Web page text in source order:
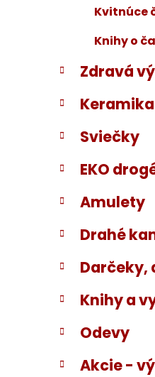
Kvitnúce
Knihy o
Zdravá
Keramika
Sviečky
EKO
Amulety
Drahé
Darčeky,
Knihy a
Odevy
Akcie -